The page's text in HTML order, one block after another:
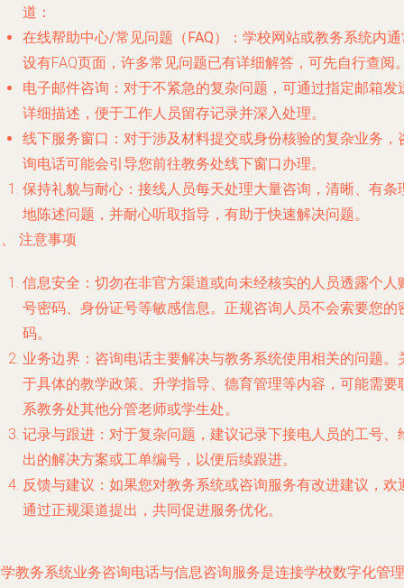
道：
在线帮助中心/常见问题（FAQ）
：学校网站或教务系统内
设有FAQ页面，许多常见问题已有详细解答，可先自行查阅
电子邮件咨询 ：对于不紧急的复杂问题，可通过指定邮箱发
详细描述，便于工作人员留存记录并深入处理。
线下服务窗口 ：对于涉及材料提交或身份核验的复杂业务，
询电话可能会引导您前往教务处线下窗口办理。
保持礼貌与耐心 ：接线人员每天处理大量咨询，清晰、有条
地陈述问题，并耐心听取指导，有助于快速解决问题。
注意事项
信息安全 ：切勿在非官方渠道或向未经核实的人员透露个人
号密码、身份证号等敏感信息。正规咨询人员不会索要您的
码。
业务边界 ：咨询电话主要解决与教务系统使用相关的问题。
于具体的教学政策、升学指导、德育管理等内容，可能需要
系教务处其他分管老师或学生处。
记录与跟进 ：对于复杂问题，建议记录下接电人员的工号、
出的解决方案或工单编号，以便后续跟进。
反馈与建议 ：如果您对教务系统或咨询服务有改进建议，欢
通过正规渠道提出，共同促进服务优化。
教务系统业务咨询电话与信息咨询服务是连接学校数字化管理